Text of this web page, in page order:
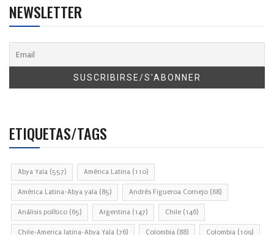
NEWSLETTER
ETIQUETAS/TAGS
Abya Yala (557) América Latina (110)
América Latina-Abya yala (85) Andrés Figueroa Cornejo (68)
Análisis político (65) Argentina (147) Chile (146)
Chile-America latina-Abya Yala (76) Colombia (88) Colombia (109)